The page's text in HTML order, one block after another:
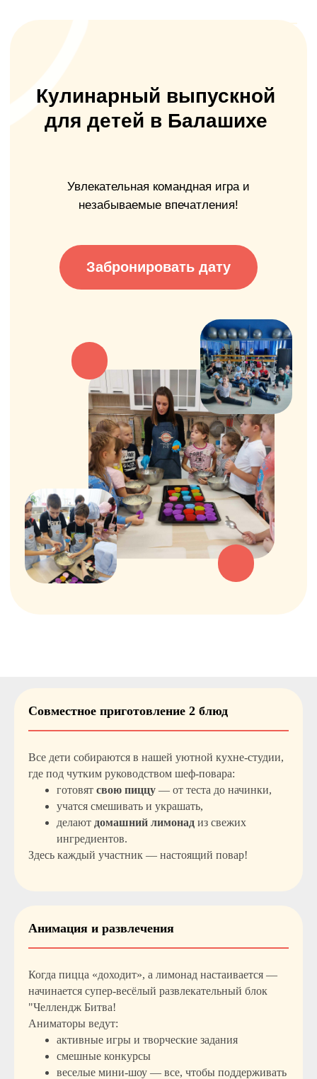
для детей в Балашихе
Забронировать дату
Увлекательная командная игра и
Совместное приготовление 2 блюд
Все дети собираются в нашей уютной кухне-студии,
где под чутким руководством шеф-повара:
готовят свою пиццу — от теста до начинки,
учатся смешивать и украшать,
делают домашний лимонад из свежих
ингредиентов.
Здесь каждый участник — настоящий повар!
Анимация и развлечения
Когда пицца «доходит», а лимонад настаивается —
начинается супер-весёлый развлекательный блок
"Челлендж Битва!
Аниматоры ведут:
активные игры и творческие задания
смешные конкурсы
веселые мини-шоу — все, чтобы поддерживать